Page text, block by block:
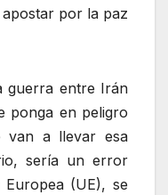
por la paz
guerra entre Irán
ponga en peligro
van a llevar esa
sería un error
(UE), se